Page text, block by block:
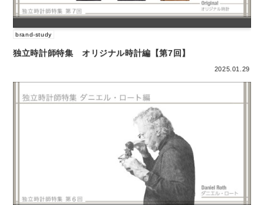
brand-study
独立時計師特集 オリジナル時計編【第7回】
2025.01.29